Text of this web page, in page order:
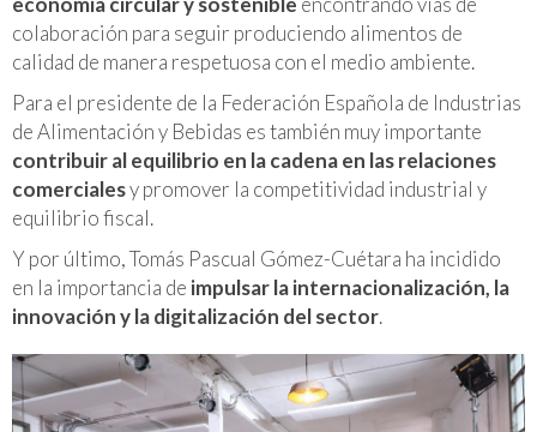
colaboración para seguir produciendo alimentos de
calidad de manera respetuosa con el medio ambiente.
Para el presidente de la Federación Española de Industrias
de Alimentación y Bebidas es también muy importante
contribuir al equilibrio en la cadena en las relaciones
comercialesy promover la competitividad industrial y
equilibrio fiscal.
Y por último, Tomás Pascual Gómez-Cuétara ha incidido
en la importancia de impulsar la internacionalización, la
innovación y la digitalización del sector.